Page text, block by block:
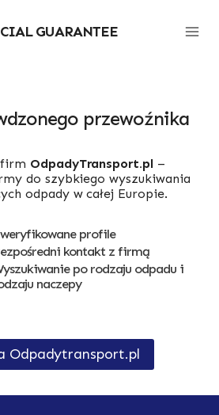
GUARANTEE
przewoźnika
OdpadyTransport.pl–
do szybkiego wyszukiwania
odpady w całej Europie.
profile
kontakt z firmą
po rodzaju odpadu i
naczepy
Odpadytransport.pl